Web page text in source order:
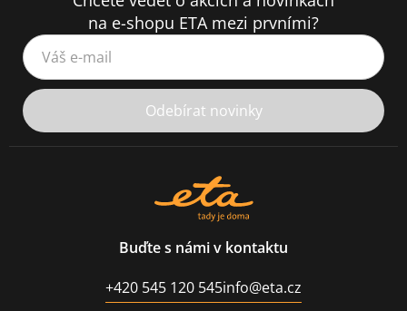
na e-shopu ETA mezi prvními?
Váš e-mail
Odebírat novinky
Buďte s námi v kontaktu
+420 545 120 545info@eta.cz